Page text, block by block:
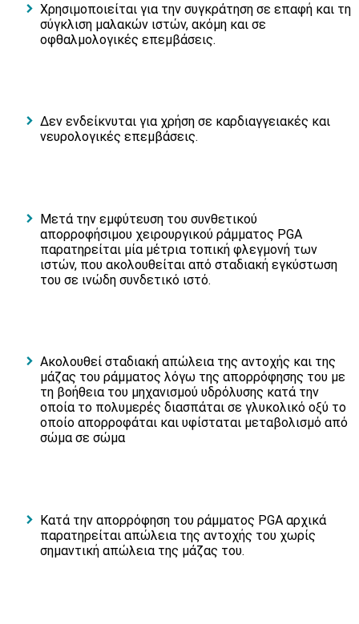
Χρησιμοποιείται για την συγκράτηση σε επαφή και τη
σύγκλιση μαλακών ιστών, ακόμη και σε
οφθαλμολογικές επεμβάσεις.
Δεν ενδείκνυται για χρήση σε καρδιαγγειακές και
νευρολογικές επεμβάσεις.
Μετά την εμφύτευση του συνθετικού
απορροφήσιμου χειρουργικού ράμματος PGA
παρατηρείται μία μέτρια τοπική φλεγμονή των
ιστών, που ακολουθείται από σταδιακή εγκύστωση
του σε ινώδη συνδετικό ιστό.
Ακολουθεί σταδιακή απώλεια της αντοχής και της
μάζας του ράμματος λόγω της απορρόφησης του με
τη βοήθεια του μηχανισμού υδρόλυσης κατά την
οποία το πολυμερές διασπάται σε γλυκολικό οξύ το
οποίο απορροφάται και υφίσταται μεταβολισμό από
σώμα σε σώμα
Κατά την απορρόφηση του ράμματος PGA αρχικά
παρατηρείται απώλεια της αντοχής του χωρίς
σημαντική απώλεια της μάζας του.